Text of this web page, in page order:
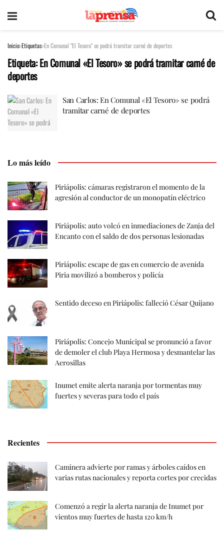
Inicio Etiquetas En Comunal "El Tesoro" se podrá tramitar carné de deportes
Etiqueta:En Comunal «El Tesoro» se podrá tramitar carné de
deportes
San Carlos: En Comunal «El Tesoro» se podrá
tramitar carné de deportes
Lo más leído
Piriápolis: cámaras registraron el momento de la
agresión al conductor de un monopatín eléctrico
Piriápolis: auto volcó en inmediaciones de Zanja del
Encanto con el saldo de dos personas lesionadas
Piriápolis: escape de gas en comercio de avenida
Piria movilizó a bomberos y policía
Sentido deceso en Piriápolis: falleció César Quijano
Piriápolis: Concejo Municipal se pronunció a favor
de demoler el club Playa Hermosa y desmantelar las
Aerosillas
Inumet emite alerta naranja por tormentas muy
fuertes y severas para todo el país
Recientes
Caminera advierte por ramas y árboles caídos en
varias rutas nacionales y reporta cortes por crecidas
Comenzó a regir la alerta naranja de Inumet por
vientos muy fuertes de hasta 120 km/h